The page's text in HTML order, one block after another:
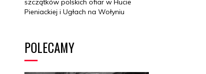
Pieniackiej i Ugłach na Wołyniu
POLECAMY